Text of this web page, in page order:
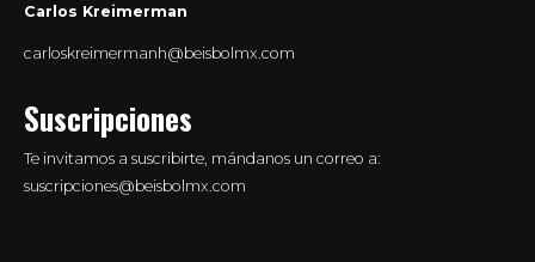
Carlos Kreimerman
carloskreimermanh@beisbolmx.com
Suscripciones
Te invitamos a suscribirte, mándanos un correo a:
suscripciones@beisbolmx.com